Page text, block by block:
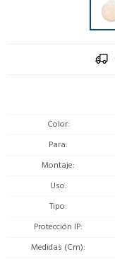
Color
Para
Montaje
Uso
Tipo
Protección IP
Medidas (Cm)